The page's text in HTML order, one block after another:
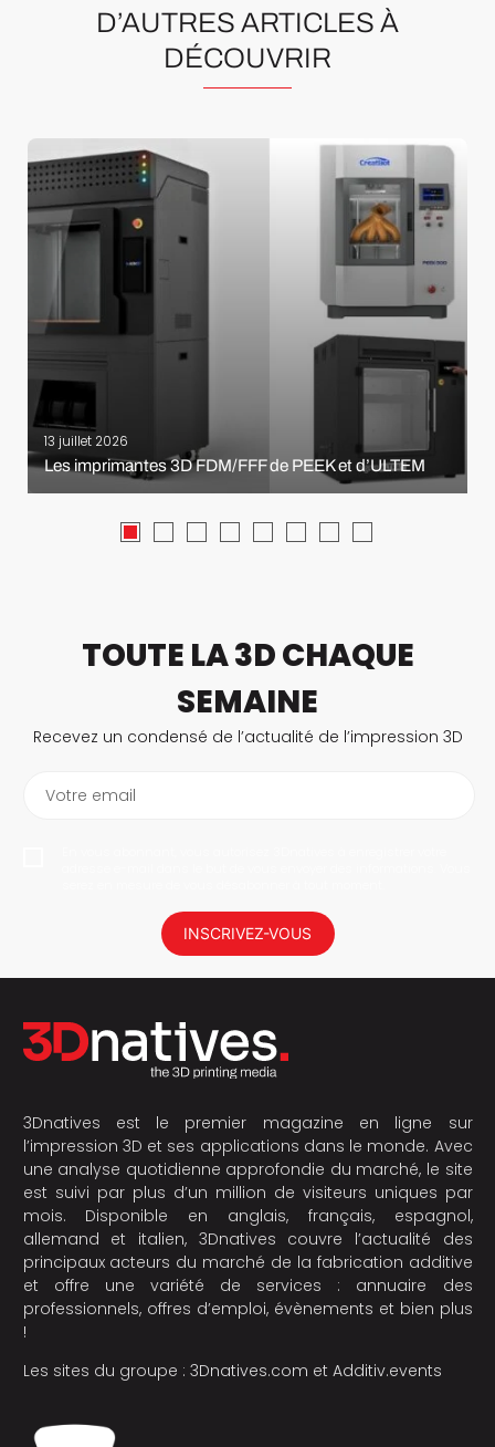
D’AUTRES ARTICLES À
DÉCOUVRIR
13 juillet 2026
Les imprimantes 3D FDM/FFF de PEEK et d’ULTEM
TOUTE LA 3D CHAQUE
SEMAINE
Recevez un condensé de l’actualité de l’impression 3D
Votre email
INSCRIVEZ-VOUS
3Dnatives est le premier magazine en ligne sur
l’impression 3D et ses applications dans le monde. Avec
une analyse quotidienne approfondie du marché, le site
est suivi par plus d’un million de visiteurs uniques par
mois. Disponible en anglais, français, espagnol,
allemand et italien, 3Dnatives couvre l’actualité des
principaux acteurs du marché de la fabrication additive
et offre une variété de services : annuaire des
professionnels, offres d’emploi, évènements et bien plus
!
Les sites du groupe : 3Dnatives.com et Additiv.events